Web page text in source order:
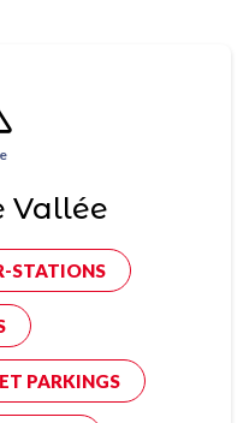
Vallée
STATIONS
PARKINGS